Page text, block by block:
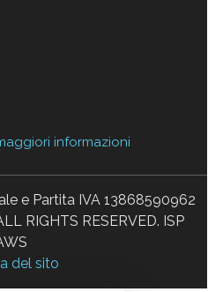
informazioni
e Partita IVA 13868590962
RIGHTS RESERVED. ISP
del sito